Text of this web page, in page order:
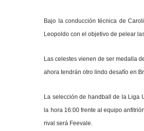
Bajo la conducción técnica de
Leopoldo con el objetivo de pelear
Las celestes vienen de ser medalla
ahora tendrán otro lindo desafío en
La selección de handball de la Liga
la hora 16:00 frente al equipo
rival será Feevale.